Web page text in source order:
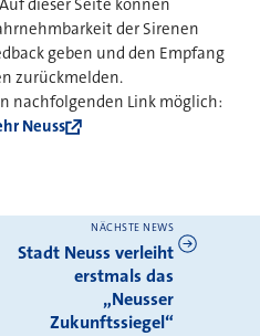
der Sirenen
geben und den Empfang
zurückmelden.
nachfolgenden Link möglich:
Neuss
NÄCHSTE NEWS
Stadt Neuss verleiht
erstmals das
„Neusser
Zukunftssiegel“